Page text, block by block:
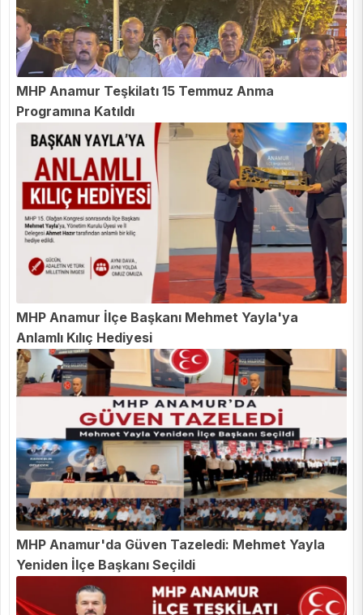
MHP Anamur Teşkilatı 15 Temmuz Anma
Programına Katıldı
MHP Anamur İlçe Başkanı Mehmet Yayla'ya
Anlamlı Kılıç Hediyesi
MHP Anamur'da Güven Tazeledi: Mehmet Yayla
Yeniden İlçe Başkanı Seçildi